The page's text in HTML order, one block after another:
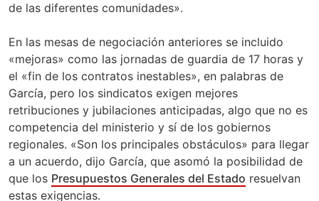
de las diferentes comunidades».
En las mesas de negociación anteriores se incluido
«mejoras» como las jornadas de guardia de 17 horas y
el «fin de los contratos inestables», en palabras de
García, pero los sindicatos exigen mejores
retribuciones y jubilaciones anticipadas, algo que no es
competencia del ministerio y sí de los gobiernos
regionales. «Son los principales obstáculos» para llegar
a un acuerdo, dijo García, que asomó la posibilidad de
que los Presupuestos Generales del Estado resuelvan
estas exigencias.